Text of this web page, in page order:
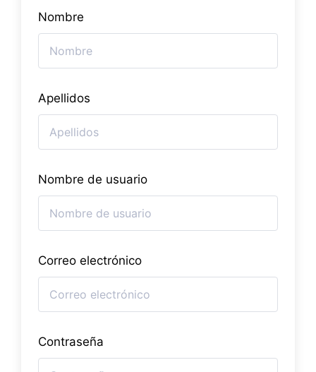
Nombre
Apellidos
Nombre de usuario
Correo electrónico
Contraseña